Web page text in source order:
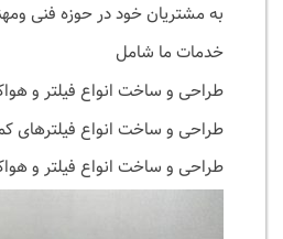
به مشتریان خود در حوزه فنی
خدمات ما شامل
طراحی و ساخت انواع فیلتر و
طراحی و ساخت انواع فیلترهای
طراحی و ساخت انواع فیلتر و